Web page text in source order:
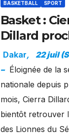
BASKETBALL SPORT
Basket :
Dillard
d’un grand
retour avec
Lionnes ?
Dakar,
22 juil
– Éloignée de la
nationale depuis
mois, Cierra
bientôt retrouver
des Lionnes du